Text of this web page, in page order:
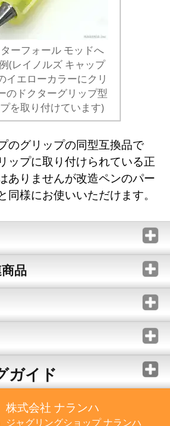
ーフォール モッドへ
(レイノルズ キャップ
イエローカラーにクリ
のドクターグリップ型
を取り付けています)
のグリップの同型互換品で
ップに取り付けられている正
ありませんが改造ペンのパー
同様にお使いいただけます。
品
ガイド
株式会社 ナランハ
ジャグリングショップ ナランハ